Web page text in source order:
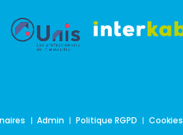
Admin Politique RGPD Cookies